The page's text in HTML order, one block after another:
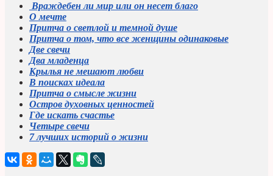
Враждебен ли мир или он несет благо
О мечте
Притча о светлой и темной душе
Притча о том, что все женщины одинаковые
Две свечи
Два младенца
Крылья не мешают любви
В поисках идеала
Притча о смысле жизни
Остров духовных ценностей
Где искать счастье
Четыре свечи
7 лучших историй о жизни